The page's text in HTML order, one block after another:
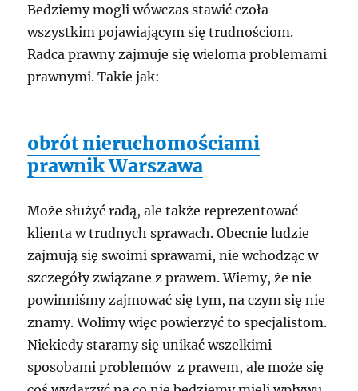
Bedziemy mogli wówczas stawić czoła
wszystkim pojawiającym się trudnościom.
Radca prawny zajmuje się wieloma problemami
prawnymi. Takie jak:
obrót nieruchomościami
prawnik Warszawa
Może służyć radą, ale także reprezentować
klienta w trudnych sprawach. Obecnie ludzie
zajmują się swoimi sprawami, nie wchodząc w
szczegóły związane z prawem. Wiemy, że nie
powinniśmy zajmować się tym, na czym się nie
znamy. Wolimy więc powierzyć to specjalistom.
Niekiedy staramy się unikać wszelkimi
sposobami problemów z prawem, ale może się